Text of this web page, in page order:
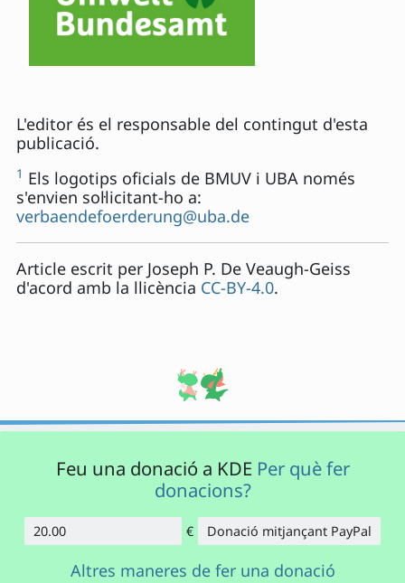
L'editor és el responsable del contingut d'esta
publicació.
1 Els logotips oficials de BMUV i UBA només
s'envien sol·licitant-ho a:
verbaendefoerderung@uba.de
Article escrit per Joseph P. De Veaugh-Geiss
d'acord amb la llicència CC-BY-4.0.
Feu una donació a KDE Per què fer
donacions?
Import
€ Donació mitjançant PayPal
Altres maneres de fer una donació